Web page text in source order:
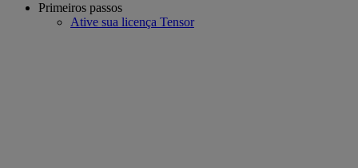
Primeiros passos
Ative sua licença Tensor